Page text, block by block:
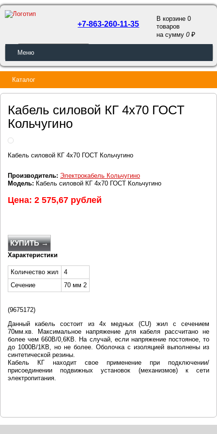
ОБРАТНЫЙ ЗВОНОК
+7-863-260-11-35
В корзине 0
товаров
на сумму0
Меню
Каталог
Кабель силовой КГ 4х70 ГОСТ
Кольчугино
Кабель силовой КГ 4х70 ГОСТ Кольчугино
Производитель: Электрокабель Кольчугино
Модель: Кабель силовой КГ 4х70 ГОСТ Кольчугино
Цена: 2 575,67 рублей
КУПИТЬ →
Характеристики
Количество жил
4
Сечение
70 мм 2
(9675172)
Данный кабель состоит из 4х медных (CU) жил с сечением
70мм.кв. Максимальное напряжение для кабеля рассчитано не
более чем 660В/0,6КВ. На случай, если напряжение постояное, то
до 1000В/1КВ, но не более. Оболочка с изоляцией выполнены из
синтетической резины.
Кабель КГ находит свое применение при подключении/
присоединении подвижных установок (механизмов) к сети
электропитания.